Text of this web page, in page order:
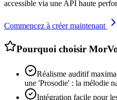
accessible via une API haute
Commencez à créer maintenant
Pourquoi choisir
Réalisme auditif
une 'Prosodie' : la mélodie
Intégration facile pour